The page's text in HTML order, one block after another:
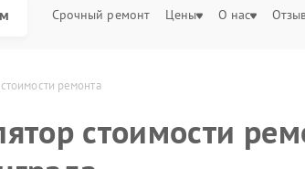
Срочный ремонт Цены О нас
ремонта
стоимости